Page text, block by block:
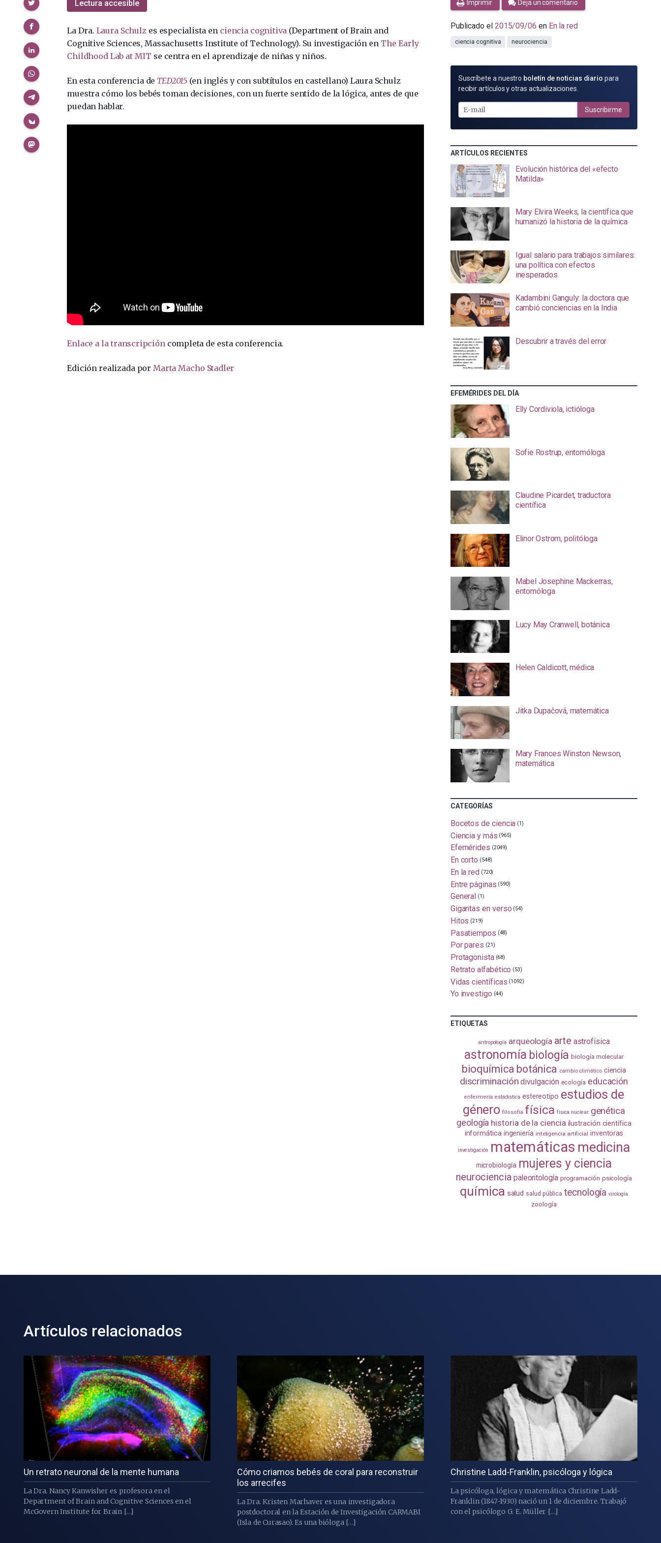
Lectura accesible
La Dra. Laura Schulzes especialista en ciencia cognitiva (Department of Brain and
Cognitive Sciences, Massachusetts Institute of Technology). Su investigación en The Early
Childhood Lab at MIT se centra en el aprendizaje de niñas y niños.
En esta conferencia de TED2015(en inglés y con subtítulos en castellano) Laura Schulz
muestra cómo los bebés toman decisiones, con un fuerte sentido de la lógica, antes de que
puedan hablar.
Enlace a la transcripción completa de esta conferencia.
Edición realizada por Marta Macho Stadler
Imprimir Deja un comentario
Publicado el 2015/09/06 en En la red
ciencia cognitiva neurociencia
SUSCRÍBETE
POR
MAIL
Suscríbete a nuestro boletín de noticias diario para
recibir artículos y otras actualizaciones.
Suscribirme
ARTÍCULOS RECIENTES
Evolución histórica del «efecto
Matilda»
Mary Elvira Weeks, la científica que
humanizó la historia de la química
Igual salario para trabajos similares:
una política con efectos
inesperados
Kadambini Ganguly: la doctora que
cambió conciencias en la India
Descubrir a través del error
EFEMÉRIDES DEL DÍA
Elly Cordiviola, ictióloga
Sofie Rostrup, entomóloga
Claudine Picardet, traductora
científica
Elinor Ostrom, politóloga
Mabel Josephine Mackerras,
entomóloga
Lucy May Cranwell, botánica
Helen Caldicott, médica
Jitka Dupačová, matemática
Mary Frances Winston Newson,
matemática
CATEGORÍAS
Bocetos de ciencia (1)
Ciencia y más (965)
Efemérides (2049)
En corto (548)
En la red (720)
Entre páginas (590)
General (1)
Gigantas en verso (54)
Hitos (219)
Pasatiempos (48)
Por pares (21)
Protagonista (68)
Retrato alfabético (53)
Vidas científicas (1092)
Yo investigo (44)
ETIQUETAS
antropología arqueología arte astrofísica
astronomía biología biología molecular
bioquímica botánica cambio climático ciencia
discriminación divulgación ecología educación
enfermería estadistica estereotipo estudios de
género filosofía física física nuclear genética
geología historia de la ciencia ilustración científica
informática ingeniería inteligencia artificial inventoras
investigación matemáticas medicina
microbiología mujeres y ciencia
neurociencia paleontología programación psicología
química salud salud pública tecnología virología
zoología
Artículos relacionados
Un retrato neuronal de la mente humana
La Dra. Nancy Kanwisher es profesora en el
Department of Brain and Cognitive Sciences en el
McGovern Institute for Brain […]
Cómo criamos bebés de coral para reconstruir
los arrecifes
La Dra. Kristen Marhaver es una investigadora
postdoctoral en la Estación de Investigación CARMABI
(Isla de Curasao). Es una bióloga […]
Christine Ladd-Franklin, psicóloga y lógica
La psicóloga, lógica y matemática Christine Ladd-
Franklin (1847-1930) nació un 1 de diciembre. Trabajó
con el psicólogo G. E. Müller […]